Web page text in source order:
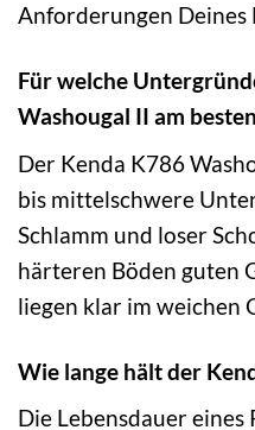
Anforderungen
Für welche
Washougal II am
Der Kenda K786
bis mittelschwere
Schlamm und loser
härteren Böden guten
liegen klar im weichen
Wie lange hält der
Die Lebensdauer eines